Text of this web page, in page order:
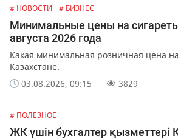
# НОВОСТИ # БИЗНЕС
Минимальные цены на
августа 2026 года
Какая минимальная розничная цена
Казахстане.
03.08.2026, 09:15
3829
# ПОЛЕЗНОЕ
ЖК үшін бухгалтер қызметтері